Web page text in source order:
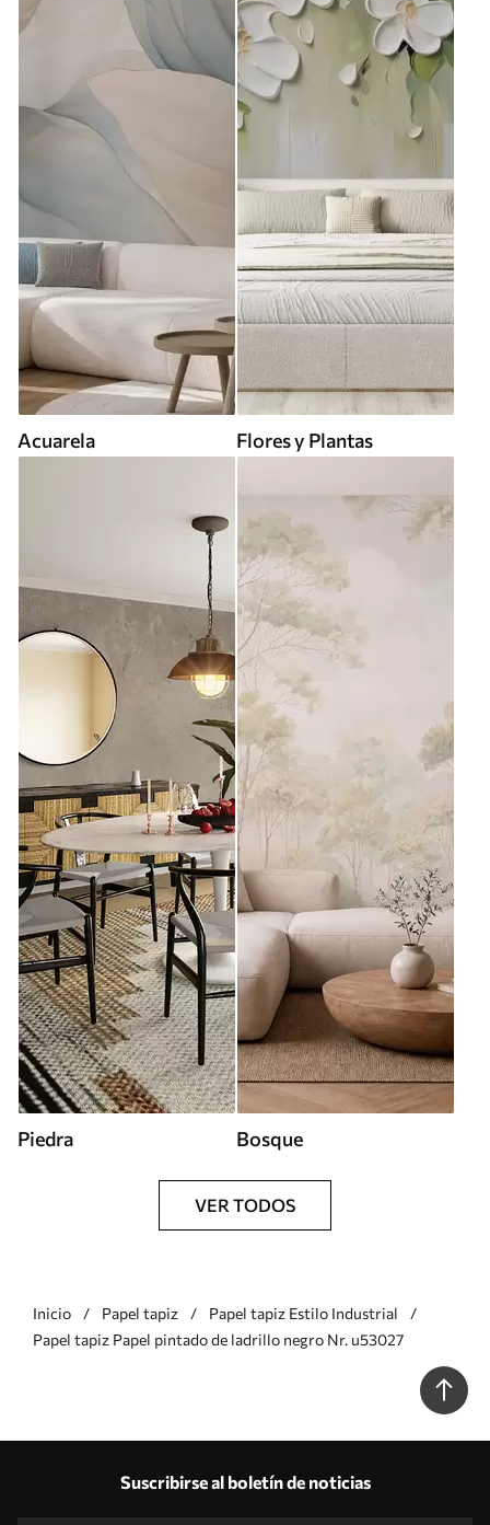
Acuarela Flores y Plantas
Piedra Bosque
VER TODOS
Inicio Papel tapiz
Papel tapiz Estilo Industrial
Papel tapiz Papel pintado de ladrillo negro Nr. u53027
Suscribirse al boletín de noticias